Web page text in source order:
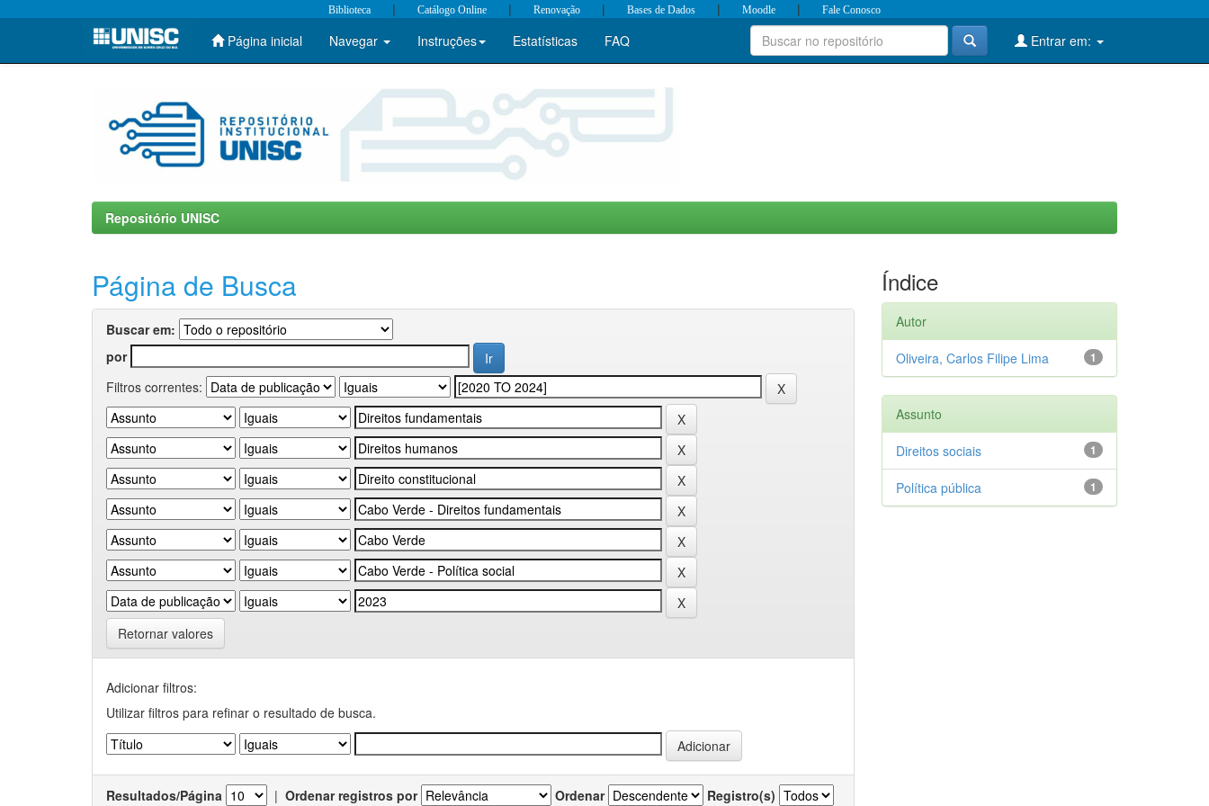
Skip
Biblioteca | Catálogo Online | Renovação | Bases de Dados | Moodle | Fale Conosco
Página inicial Navegar Instruções Estatísticas FAQ Entrar em:
Repositório UNISC
Página de Busca
Buscar em:
por
Filtros correntes:
Retornar valores
Adicionar filtros:
Utilizar filtros para refinar o resultado de busca.
Resultados/Página | Ordenar registros por Ordenar Registro(s)
Índice
Autor
1
Oliveira, Carlos Filipe Lima
Assunto
1
Direitos sociais
1
Política pública